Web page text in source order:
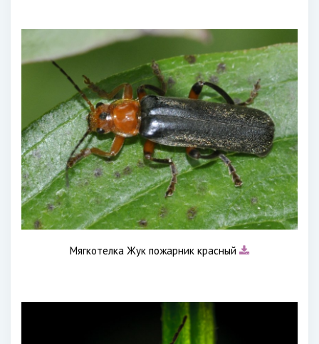
Мягкотелка Жук пожарник красный